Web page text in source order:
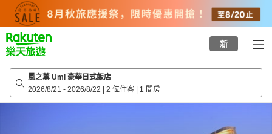
top
page
新
風之薰 Umi 豪華日式飯店
2026/8/21 - 2026/8/22 | 2 位住客 | 1 間房